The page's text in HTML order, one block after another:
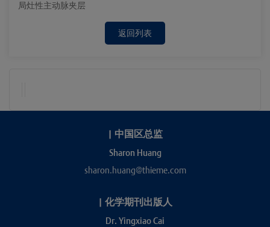
局灶性主动脉夹层
返回列表
| 中国区总监
Sharon Huang
sharon.huang@thieme.com
| 化学期刊出版人
Dr. Yingxiao Cai